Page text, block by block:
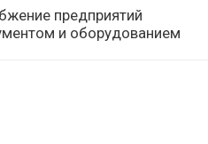
предприятий
и оборудованием